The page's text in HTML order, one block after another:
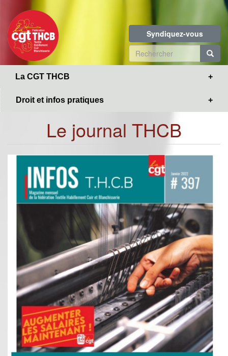
contenu
principal
Syndiquez-vous
Formulaire
de
La CGT THCB
Droit et infos pratiques
Le journal THCB